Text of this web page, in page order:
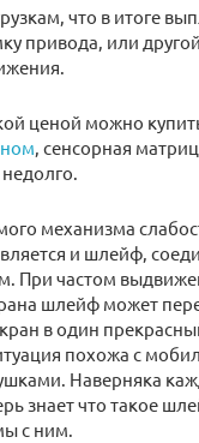
что в итоге
привода, или
ценой можно
, сенсорная
механизма
и шлейф,
При частом
шлейф может
в один
похожа с
Наверняка
знает что такое
с ним.